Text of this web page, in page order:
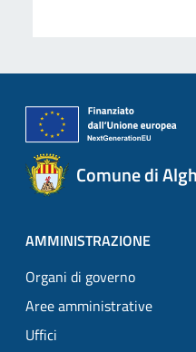
Comune di
AMMINISTRAZIONE
Organi di governo
Aree amministrative
Uffici